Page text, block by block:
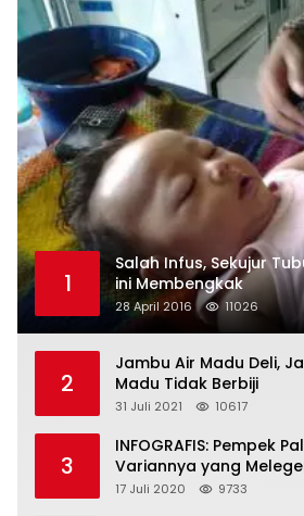
1
Salah Infus, Sekujur
ini Membengkak
28 April 2016 11026
2
Jambu Air Madu Deli,
Madu Tidak Berbiji
31 Juli 2021 10617
3
INFOGRAFIS: Pempek
Variannya yang
17 Juli 2020 9733